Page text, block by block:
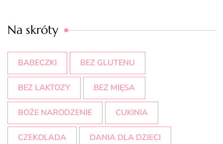
Na skróty
BABECZKI BEZ GLUTENU
BEZ LAKTOZY BEZ MIĘSA
BOŻE NARODZENIE CUKINIA
CZEKOLADA DANIA DLA DZIECI